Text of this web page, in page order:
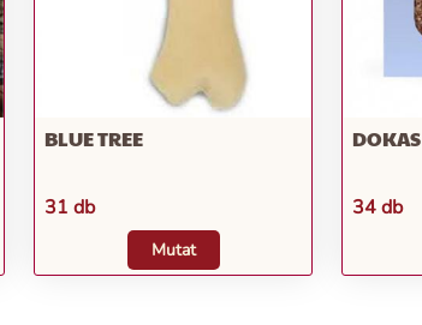
BLUE TREE
31 db
Mutat
DOKAS
34 db